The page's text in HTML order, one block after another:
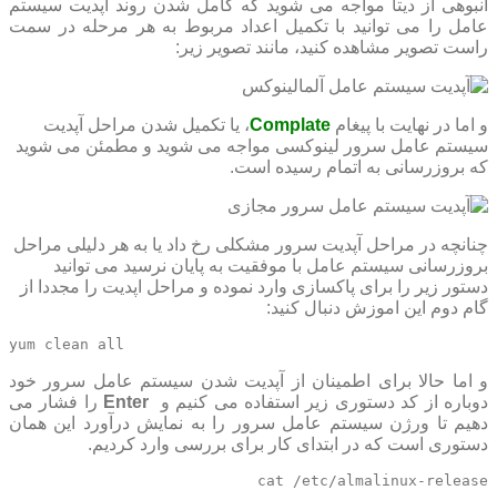
انبوهی از دیتا مواجه می شوید که کامل شدن روند آپدیت سیستم
عامل را می توانید با تکمیل اعداد مربوط به هر مرحله در سمت
راست تصویر مشاهده کنید، مانند تصویر زیر:
و اما در نهایت با پیغام Complate، یا تکمیل شدن مراحل آپدیت
سیستم عامل سرور لینوکسی مواجه می شوید و مطمئن می شوید
که بروزرسانی به اتمام رسیده است.
چنانچه در مراحل آپدیت سرور مشکلی رخ داد یا به هر دلیلی مراحل
بروزرسانی سیستم عامل با موفقیت به پایان نرسید می توانید
دستور زیر را برای پاکسازی وارد نموده و مراحل اپدیت را مجددا از
گام دوم این اموزش دنبال کنید:
yum clean all
و اما حالا برای اطمینان از آپدیت شدن سیستم عامل سرور خود
دوباره از کد دستوری زیر استفاده می کنیم و Enter را فشار می
دهیم تا ورژن سیستم عامل سرور را به نمایش درآورد این همان
دستوری است که در ابتدای کار برای بررسی وارد کردیم.
cat /etc/almalinux-release